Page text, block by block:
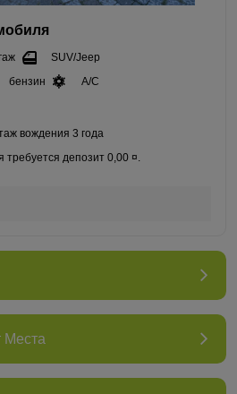
SUV/Jeep
бензин A/C
вождения 3 года
требуется депозит 0,00 ¤.
Места